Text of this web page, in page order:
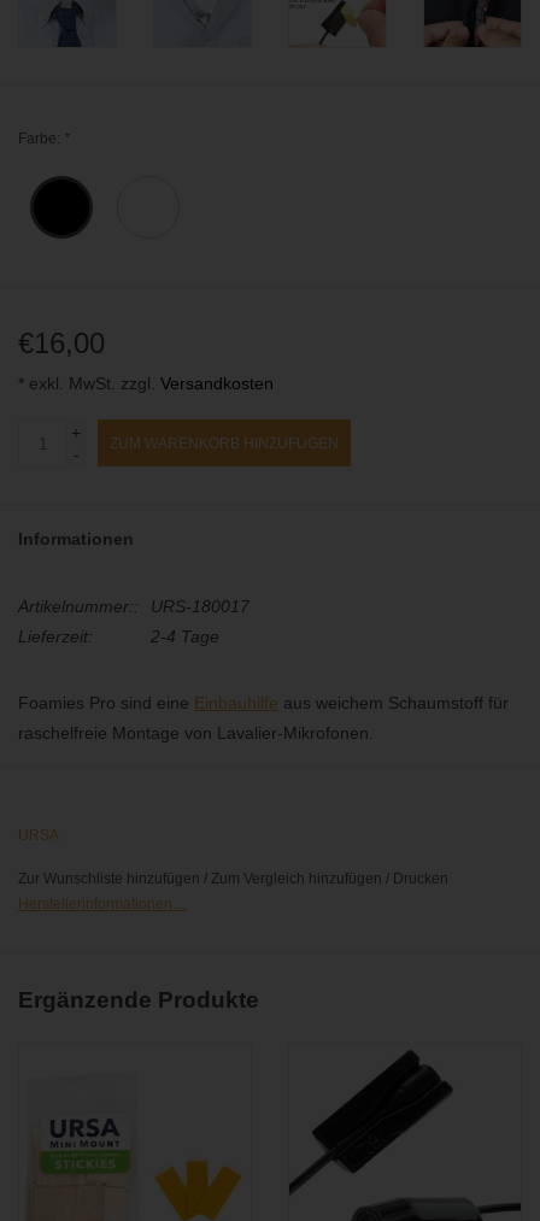
Farbe: *
€16,00
* exkl. MwSt. zzgl. Versandkosten
+
-
ZUM WARENKORB HINZUFÜGEN
Informationen
Artikelnummer::
URS-180017
Lieferzeit:
2-4 Tage
Foamies Pro sind eine Einbauhilfe aus weichem Schaumstoff für
raschelfreie Montage von Lavalier-Mikrofonen.
Foamies sind sie weicher, geräuschärmer und
Der verbesserte Schaumstoff zeichnet sich durch eine glatte
Anbringen und Entfernen von Klebeband, ohne dass der Schaum
mehrfach verwenden, was ihre Nutzungsdauer verlängert und
Foamies sind in den Farben schwarz und weiß erhältlich und
enthalten pro Packung je 12 Stück.
Passend für folgende Mikrofone:
URSA
Zur Wunschliste hinzufügen / Zum Vergleich hinzufügen / Drucken
Herstellerinformationen ...
Ergänzende Produkte